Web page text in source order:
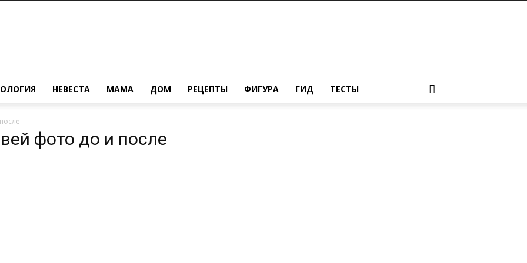
НЕВЕСТА МАМА ДОМ РЕЦЕПТЫ ФИГУРА ГИД ТЕСТЫ
фото до и после